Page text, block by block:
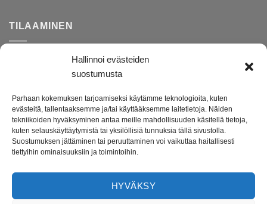
Hallinnoi evästeiden
suostumusta
Parhaan kokemuksen tarjoamiseksi käytämme teknologioita, kuten
evästeitä, tallentaaksemme ja/tai käyttääksemme laitetietoja. Näiden
tekniikoiden hyväksyminen antaa meille mahdollisuuden käsitellä tietoja,
kuten selauskäyttäytymistä tai yksilöllisiä tunnuksia tällä sivustolla.
Suostumuksen jättäminen tai peruuttaminen voi vaikuttaa haitallisesti
tiettyihin ominaisuuksiin ja toimintoihin.
HYVÄKSY
TILAAMINEN
Rekisteri- ja tietosuojaseloste
Palautusohjeet
Darenne.fi on lahjatavara- ja lifestyleputiikki verkossa.
ympäri vuorokauden ja toimitusaika tuotteillemme on vain 1-4